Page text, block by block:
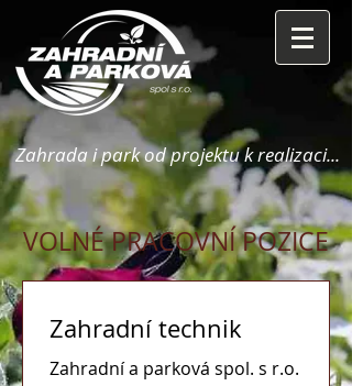
Zahrada i park od projektu k realizaci...
VOLNÉ PRACOVNÍ POZICE
Zahradní technik
Zahradní a parková spol. s r.o.